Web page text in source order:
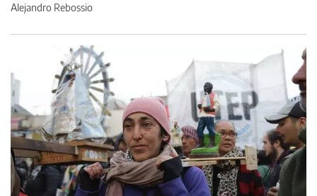
Alejandro Rebossio